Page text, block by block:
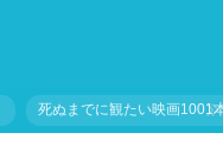
死ぬまでに観たい映画1001